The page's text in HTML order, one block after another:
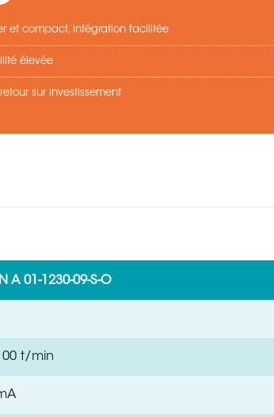
et compact, intégration facilitée
élevée
retour sur investissement
A 01-1230-09-S-O
t/min